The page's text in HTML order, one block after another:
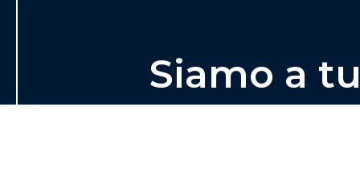
Siamo a